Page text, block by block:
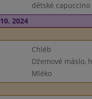
dětské capuccino
2024
Chléb
Džemové máslo,
Mléko